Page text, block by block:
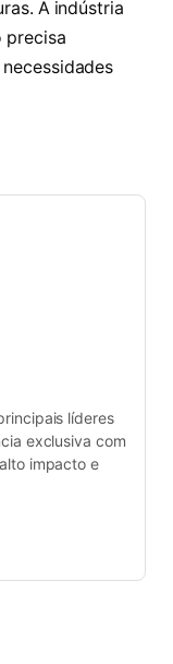
A indústria
precisa
líderes
exclusiva com
impacto e